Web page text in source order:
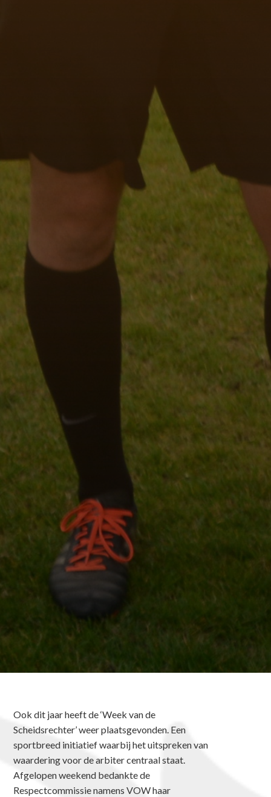
Ook dit jaar heeft de ‘Week van de
Scheidsrechter’ weer plaatsgevonden. Een
sportbreed initiatief waarbij het uitspreken van
waardering voor de arbiter centraal staat.
Afgelopen weekend bedankte de
Respectcommissie namens VOW haar